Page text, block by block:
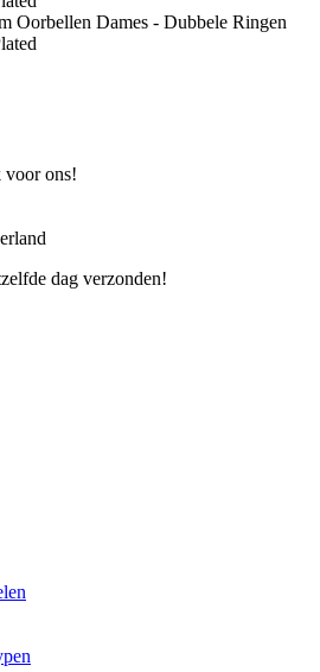
ons!
dag verzonden!